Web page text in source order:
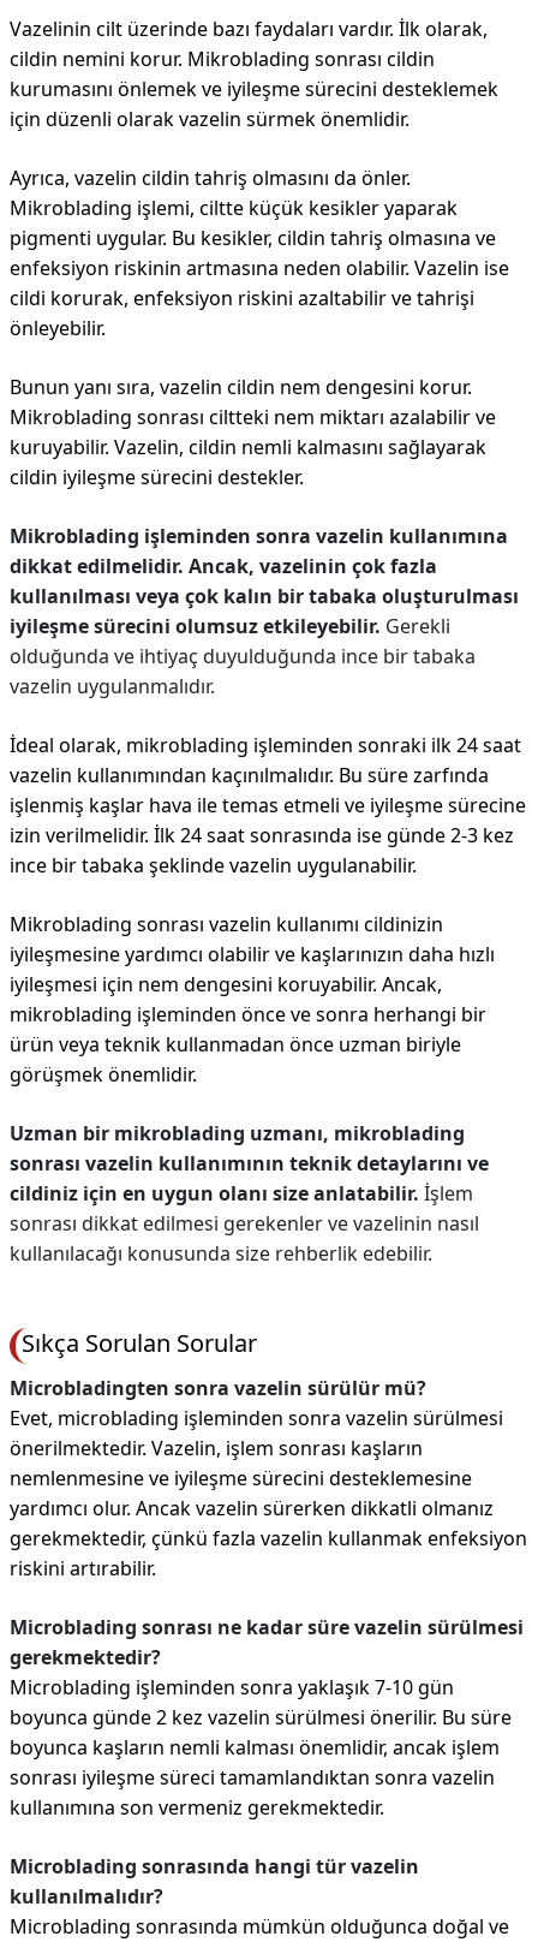
Vazelinin cilt üzerinde bazı faydaları vardır. İlk olarak,
cildin nemini korur. Mikroblading sonrası cildin
kurumasını önlemek ve iyileşme sürecini desteklemek
için düzenli olarak vazelin sürmek önemlidir.
Ayrıca, vazelin cildin tahriş olmasını da önler.
Mikroblading işlemi, ciltte küçük kesikler yaparak
pigmenti uygular. Bu kesikler, cildin tahriş olmasına ve
enfeksiyon riskinin artmasına neden olabilir. Vazelin ise
cildi korurak, enfeksiyon riskini azaltabilir ve tahrişi
önleyebilir.
Bunun yanı sıra, vazelin cildin nem dengesini korur.
Mikroblading sonrası ciltteki nem miktarı azalabilir ve
kuruyabilir. Vazelin, cildin nemli kalmasını sağlayarak
cildin iyileşme sürecini destekler.
Mikroblading işleminden sonra vazelin kullanımına
dikkat edilmelidir. Ancak, vazelinin çok fazla
kullanılması veya çok kalın bir tabaka oluşturulması
iyileşme sürecini olumsuz etkileyebilir. Gerekli
olduğunda ve ihtiyaç duyulduğunda ince bir tabaka
vazelin uygulanmalıdır.
İdeal olarak, mikroblading işleminden sonraki ilk 24 saat
vazelin kullanımından kaçınılmalıdır. Bu süre zarfında
işlenmiş kaşlar hava ile temas etmeli ve iyileşme sürecine
izin verilmelidir. İlk 24 saat sonrasında ise günde 2-3 kez
ince bir tabaka şeklinde vazelin uygulanabilir.
Mikroblading sonrası vazelin kullanımı cildinizin
iyileşmesine yardımcı olabilir ve kaşlarınızın daha hızlı
iyileşmesi için nem dengesini koruyabilir. Ancak,
mikroblading işleminden önce ve sonra herhangi bir
ürün veya teknik kullanmadan önce uzman biriyle
görüşmek önemlidir.
Uzman bir mikroblading uzmanı, mikroblading
sonrası vazelin kullanımının teknik detaylarını ve
cildiniz için en uygun olanı size anlatabilir. İşlem
sonrası dikkat edilmesi gerekenler ve vazelinin nasıl
kullanılacağı konusunda size rehberlik edebilir.
Sıkça Sorulan Sorular
Microbladingten sonra vazelin sürülür mü?
Evet, microblading işleminden sonra vazelin sürülmesi
önerilmektedir. Vazelin, işlem sonrası kaşların
nemlenmesine ve iyileşme sürecini desteklemesine
yardımcı olur. Ancak vazelin sürerken dikkatli olmanız
gerekmektedir, çünkü fazla vazelin kullanmak enfeksiyon
riskini artırabilir.
Microblading sonrası ne kadar süre vazelin sürülmesi
gerekmektedir?
Microblading işleminden sonra yaklaşık 7-10 gün
boyunca günde 2 kez vazelin sürülmesi önerilir. Bu süre
boyunca kaşların nemli kalması önemlidir, ancak işlem
sonrası iyileşme süreci tamamlandıktan sonra vazelin
kullanımına son vermeniz gerekmektedir.
Microblading sonrasında hangi tür vazelin
kullanılmalıdır?
Microblading sonrasında mümkün olduğunca doğal ve